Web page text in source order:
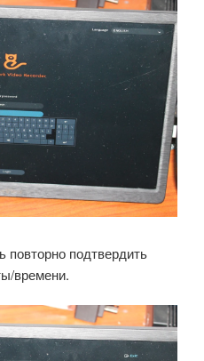
повторно подтвердить
времени.